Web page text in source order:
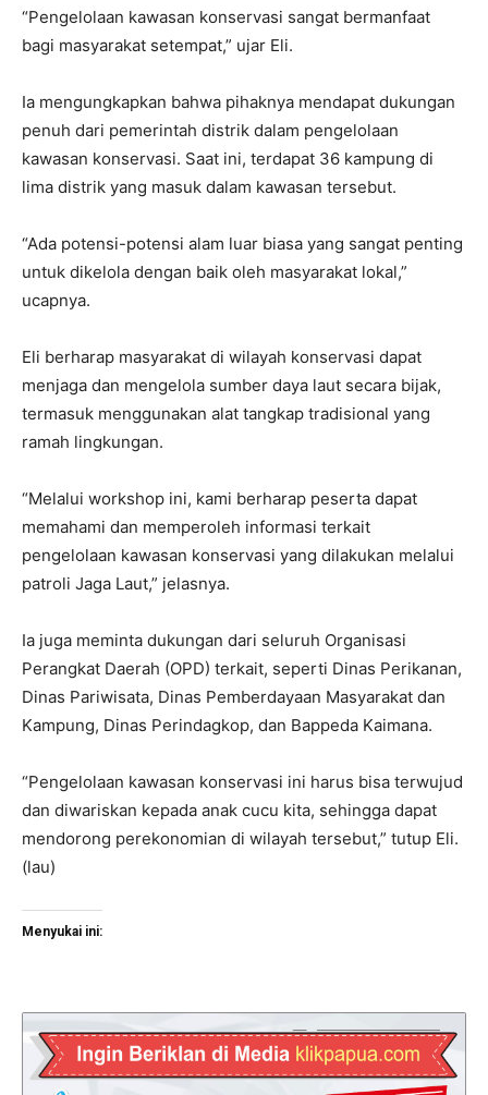
“Pengelolaan kawasan konservasi sangat bermanfaat
bagi masyarakat setempat,” ujar Eli.
Ia mengungkapkan bahwa pihaknya mendapat dukungan
penuh dari pemerintah distrik dalam pengelolaan
kawasan konservasi. Saat ini, terdapat 36 kampung di
lima distrik yang masuk dalam kawasan tersebut.
“Ada potensi-potensi alam luar biasa yang sangat penting
untuk dikelola dengan baik oleh masyarakat lokal,”
ucapnya.
Eli berharap masyarakat di wilayah konservasi dapat
menjaga dan mengelola sumber daya laut secara bijak,
termasuk menggunakan alat tangkap tradisional yang
ramah lingkungan.
“Melalui workshop ini, kami berharap peserta dapat
memahami dan memperoleh informasi terkait
pengelolaan kawasan konservasi yang dilakukan melalui
patroli Jaga Laut,” jelasnya.
Ia juga meminta dukungan dari seluruh Organisasi
Perangkat Daerah (OPD) terkait, seperti Dinas Perikanan,
Dinas Pariwisata, Dinas Pemberdayaan Masyarakat dan
Kampung, Dinas Perindagkop, dan Bappeda Kaimana.
“Pengelolaan kawasan konservasi ini harus bisa terwujud
dan diwariskan kepada anak cucu kita, sehingga dapat
mendorong perekonomian di wilayah tersebut,” tutup Eli.
(lau)
Menyukai ini: